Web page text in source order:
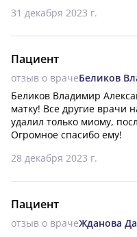
31 декабря 2023 г.
Пациент
отзыв о врачеБеликов
Беликов Владимир
матку! Все другие врачи
удалил только миому,
Огромное спасибо ему!
28 декабря 2023 г.
Пациент
отзыв о врачеЖданова